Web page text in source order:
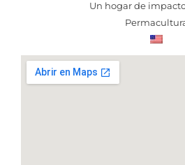
Un hogar de